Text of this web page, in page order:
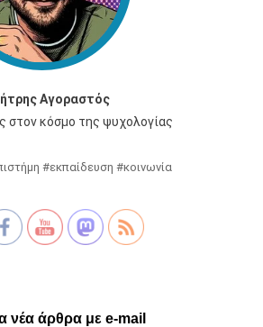
Αγοραστός
στον κόσμο της ψυχολογίας
#εκπαίδευση #κοινωνία
νέα άρθρα με e-mail